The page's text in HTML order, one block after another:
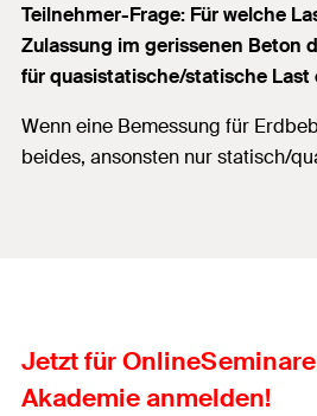
Teilnehmer-Frage: Für welche
Zulassung im gerissenen Beton
für quasistatische/statische Last
Wenn eine Bemessung für
beides, ansonsten nur statisch/
Jetzt für
Akademie anmelden!